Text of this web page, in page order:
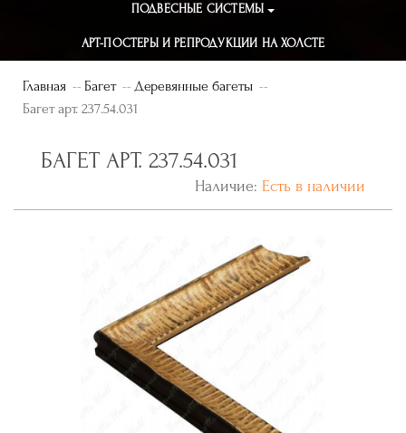
ПОДВЕСНЫЕ СИСТЕМЫ
АРТ-ПОСТЕРЫ И РЕПРОДУКЦИИ НА ХОЛСТЕ
Главная Багет
Деревянные багеты
Багет арт. 237.54.031
БАГЕТ АРТ. 237.54.031
Наличие: Есть в наличии